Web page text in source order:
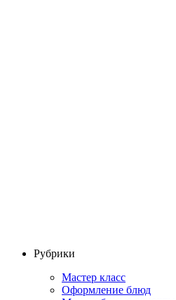
Рубрики
Мастер класс
Оформление блюд